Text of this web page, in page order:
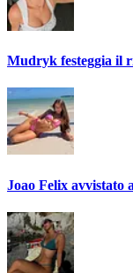
Mudryk festeggia il
Joao Felix avvistato